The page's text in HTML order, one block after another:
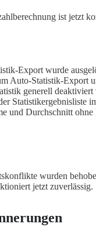
ist jetzt
Export wurde
Auto-Statistik-Export
generell deaktiviert
Statistikergebnisliste
und Durchschnitt ohne
wurden
jetzt zuverlässig.